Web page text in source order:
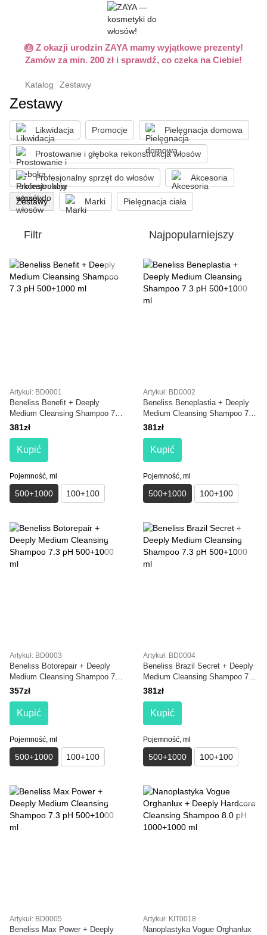
🎂 Z okazji urodzin ZAYA mamy wyjątkowe prezenty!
Zamów za min. 200 zł i sprawdź, co czeka na Ciebie!
Katalog Zestawy
Zestawy
Likwidacja Promocje Pielęgnacja domowa
Prostowanie i głęboka rekonstrukcja włosów
Profesjonalny sprzęt do włosów Akcesoria
Zestawy Marki Pielęgnacja ciała
Filtr Najpopularniejszy
Artykuł: BD0001
Beneliss Benefit + Deeply
Medium Cleansing Shampoo 7.3
pH 500+1000 ml
381zł
Kupić
Pojemność, ml
500+1000 100+100
Artykuł: BD0002
Beneliss Beneplastia + Deeply
Medium Cleansing Shampoo 7.3
pH 500+1000 ml
381zł
Kupić
Pojemność, ml
500+1000 100+100
Artykuł: BD0003
Beneliss Botorepair + Deeply
Medium Cleansing Shampoo 7.3
pH 500+1000 ml
357zł
Kupić
Pojemność, ml
500+1000 100+100
Artykuł: BD0004
Beneliss Brazil Secret + Deeply
Medium Cleansing Shampoo 7.3
pH 500+1000 ml
381zł
Kupić
Pojemność, ml
500+1000 100+100
Artykuł: BD0005
Beneliss Max Power + Deeply
Artykuł: KIT0018
Nanoplastyka Vogue Orghanlux